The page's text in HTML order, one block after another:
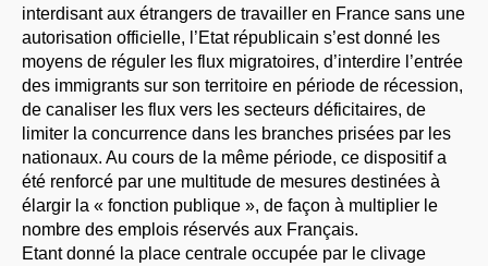
interdisant aux étrangers de travailler en France sans une
autorisation officielle, l’Etat républicain s’est donné les
moyens de réguler les flux migratoires, d’interdire l’entrée
des immigrants sur son territoire en période de récession,
de canaliser les flux vers les secteurs déficitaires, de
limiter la concurrence dans les branches prisées par les
nationaux. Au cours de la même période, ce dispositif a
été renforcé par une multitude de mesures destinées à
élargir la « fonction publique », de façon à multiplier le
nombre des emplois réservés aux Français.
Etant donné la place centrale occupée par le clivage